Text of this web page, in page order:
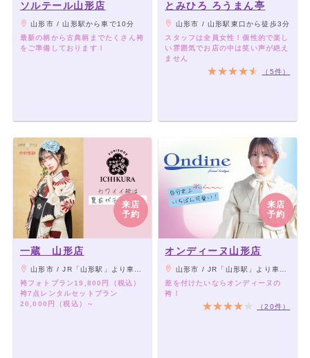
ソルテール山形店
山形市 / 山形駅から車で10分
最新の柄から古典柄までたくさん袴
をご準備しております！
とみひろ ろうまん亭
山形市 / 山形駅東口から徒歩3分
スタッフは全員女性！個性的で楽し
い雰囲気でお店の中は笑い声が絶え
ません
（5件）
来店
予約
一蔵 山形店
山形市 / JR「山形駅」より車13分、千歳山こんにゃくの斜め向かい
袴フォトプラン19,800円（税込）
袴7点レンタルセットプラン
20,000円（税込）～
来店
予約
オンディーヌ山形店
山形市 / JR「山形駅」より車13分、千歳山こんにゃくの斜め向かい
差を付けたいならオンディーヌの
袴！
（20件）